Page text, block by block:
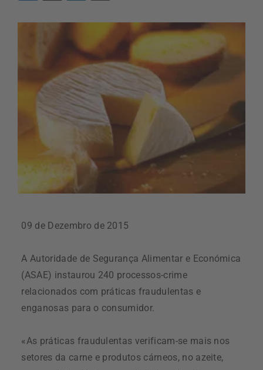
09 de Dezembro de 2015
A Autoridade de Segurança Alimentar e Económica
(ASAE) instaurou 240 processos-crime
relacionados com práticas fraudulentas e
enganosas para o consumidor.
«As práticas fraudulentas verificam-se mais nos
setores da carne e produtos cárneos, no azeite,